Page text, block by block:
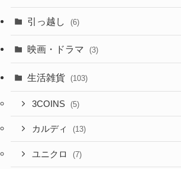
引っ越し (6)
映画・ドラマ (3)
生活雑貨 (103)
3COINS (5)
カルディ (13)
ユニクロ (7)